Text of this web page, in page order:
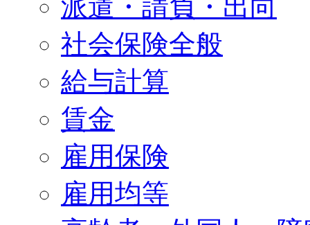
派遣・請負・出向
社会保険全般
給与計算
賃金
雇用保険
雇用均等